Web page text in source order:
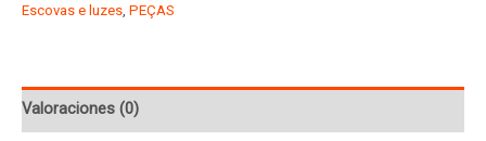
Renault
Clio
Escovas e luzes PEÇAS
Valoraciones (0)